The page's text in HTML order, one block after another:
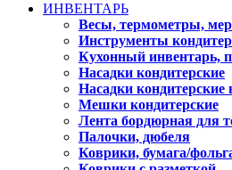
ИНВЕНТАРЬ
Весы, термометры,
Инструменты
Кухонный инвентарь,
Насадки кондитерские
Насадки кондитерские
Мешки кондитерские
Лента бордюрная для
Палочки, дюбеля
Коврики, бумага/